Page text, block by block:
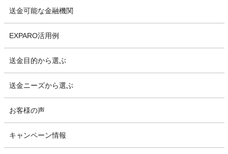
送金可能な金融機関
EXPARO活用例
送金目的から選ぶ
送金ニーズから選ぶ
お客様の声
キャンペーン情報